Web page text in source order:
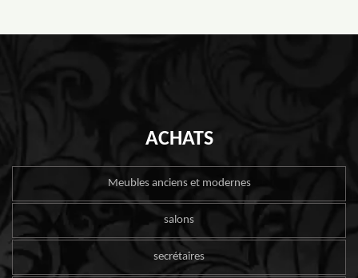
ACHATS
Meubles anciens et modernes
salons
secrétaires